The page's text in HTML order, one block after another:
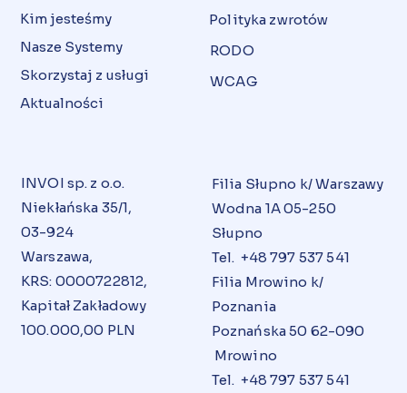
Kim jesteśmy
Nasze Systemy
Skorzystaj z usługi
Aktualności
Polityka zwrotów
RODO
WCAG
INVOI sp. z o.o.
Niekłańska 35/1,
03-924
Warszawa,
KRS: 0000722812,
Kapitał Zakładowy
100.000,00 PLN
Filia Słupno k/ Warszawy
Wodna 1A 05-250
Słupno
Tel. +48 797 537 541
Filia Mrowino k/
Poznania
Poznańska 50 62-090
Mrowino
Tel. +48 797 537 541